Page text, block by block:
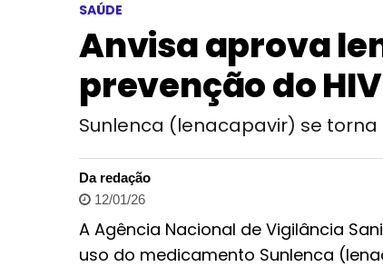
SAÚDE
Anvisa aprova
prevenção do HIV
Sunlenca (lenacapavir) se
Da redação
12/01/26
A Agência Nacional de Vigilância
uso do medicamento Sunlenca